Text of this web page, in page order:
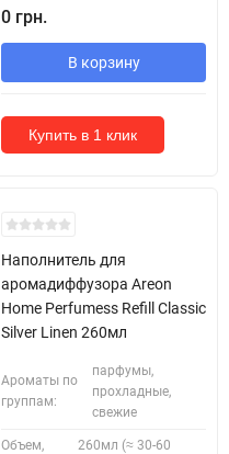
0 грн.
В корзину
Купить в 1 клик
Наполнитель для
аромадиффузора Areon
Home Perfumess Refill Classic
Silver Linen 260мл
Ароматы по
группам:
парфумы,
прохладные,
свежие
Объем,
260мл (≈ 30-60